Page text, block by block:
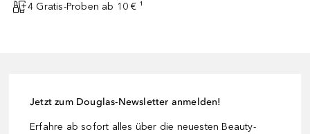
4 Gratis-Proben ab 10 € ¹
Jetzt zum Douglas-Newsletter anmelden!
Erfahre ab sofort alles über die neuesten Beauty-